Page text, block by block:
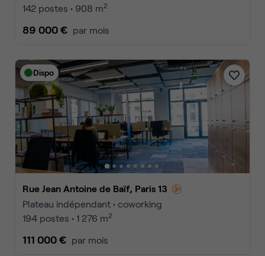
142 postes • 908 m2
89 000 € par mois
Dispo
Rue Jean Antoine de Baïf, Paris 13
Plateau indépendant • coworking
194 postes • 1 276 m2
111 000 € par mois